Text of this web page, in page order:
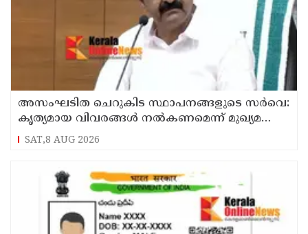
അസംഘടിത ചെറുകിട സ്ഥാപനങ്ങളുടെ സർവെ:
കൃത്യമായ വിവരങ്ങൾ നൽകണമെന്ന് മുഖ്യമന്ത്രി
വി ഡി സതീശൻ
SAT,8 AUG 2026